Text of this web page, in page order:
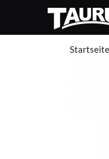
Startseite